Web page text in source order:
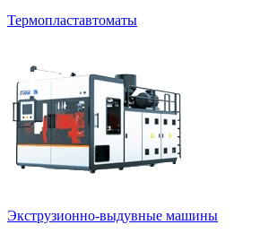
Термопластавтоматы
Экструзионно-выдувные машины